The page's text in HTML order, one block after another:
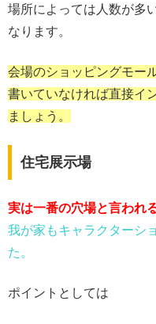
場所によっては人数が多
なります。
会場のショッピングモー
書いていなければ直接イ
ましょう。
住宅展示場
実は一番の穴場と言われ
我が家もキャラクターシ
た。
ポイントとしては